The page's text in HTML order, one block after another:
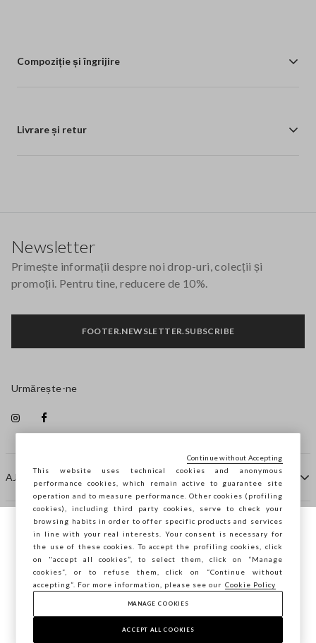
Compoziție și îngrijire
Livrare și retur
AJUTOR
COMPANIE
CONTACTE
Newsletter
Primește informații despre noi drop-uri, colecții și
promoții. Pentru tine, reducere de 10%.
FOOTER.NEWSLETTER.SUBSCRIBE
Urmărește-ne
Copyright © Ovs S.p.A. P.Iva 04240010274 - Cap. Soc.
290.923.470 -2.4.0
Navighezi pe STEFANEL Italia, vrei să
salvezi locația ta?
CONFIRMĂ
This website uses technical cookies and anonymous
performance cookies, which remain active to guarantee site
operation and to measure performance. Other cookies (profiling
cookies), including third party cookies, serve to check your
browsing habits in order to offer specific products and services
in line with your real interests. Your consent is necessary for
the use of these cookies. To accept the profiling cookies, click
on "accept all cookies”, to select them, click on “Manage
cookies”, or to refuse them, click on “Continue without
accepting”. For more information, please see our Cookie Policy
MANAGE COOKIES
ACCEPT ALL COOKIES
Continue without Accepting